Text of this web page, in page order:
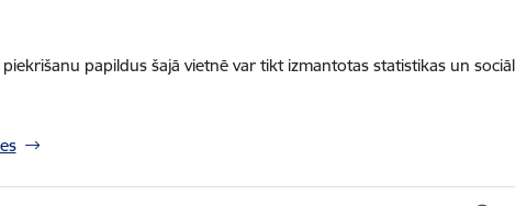
papildus šajā vietnē var tikt izmantotas statistikas un